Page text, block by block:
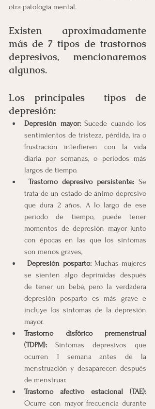
otra patología mental.
Existen aproximadamente
más de 7 tipos de trastornos
depresivos, mencionaremos
algunos.
Los principales  tipos de
depresión:
Depresión mayor: Sucede cuando los
sentimientos de tristeza, pérdida, ira o
frustración interfieren con la vida
diaria por semanas, o períodos más
largos de tiempo.
Trastorno depresivo persistente: Se
trata de un estado de ánimo depresivo
que dura 2 años. A lo largo de ese
período de tiempo, puede tener
momentos de depresión mayor junto
con épocas en las que los síntomas
son menos graves,
Depresión posparto: Muchas mujeres
se sienten algo deprimidas después
de tener un bebé, pero la verdadera
depresión posparto es más grave e
incluye los síntomas de la depresión
mayor.
Trastorno disfórico premenstrual
(TDPM): Síntomas depresivos que
ocurren 1 semana antes de la
menstruación y desaparecen después
de menstruar.
Ocurre con mayor frecuencia durante